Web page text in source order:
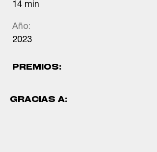
14 min
Año:
2023
PREMIOS:
GRACIAS A: